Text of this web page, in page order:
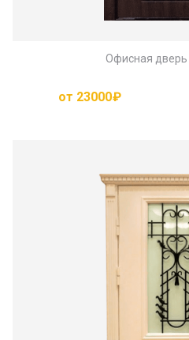
Офисная дверь
от 23000₽